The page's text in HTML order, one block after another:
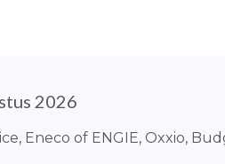
2026
Eneco of ENGIE, Oxxio,